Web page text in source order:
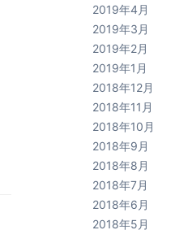
2019年4月
2019年3月
2019年2月
2019年1月
2018年12月
2018年11月
2018年10月
2018年9月
2018年8月
2018年7月
2018年6月
2018年5月